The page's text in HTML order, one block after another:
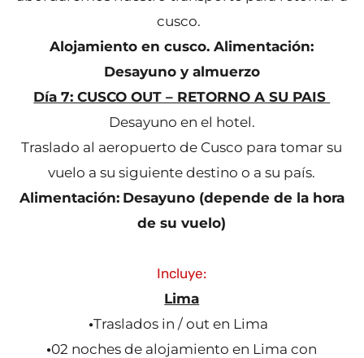
cusco.
Alojamiento en cusco. Alimentación:
Desayuno y almuerzo
Día 7: CUSCO OUT – RETORNO A SU PAIS
Desayuno en el hotel.
Traslado al aeropuerto de Cusco para tomar su
vuelo a su siguiente destino o a su país.
Alimentación: Desayuno (depende de la hora
de su vuelo)
Incluye:
Lima
•Traslados in / out en Lima
•02 noches de alojamiento en Lima con